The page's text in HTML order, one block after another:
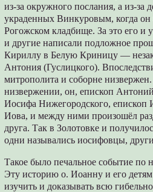
из-за окружного послания, а из-за
украденных Винкуровым, когда
Рогожском кладбище. За это его
и другие написали подложное
Кириллу в Белую Криницу —
Антония (Гуслицкого).
митрополита и соборне
низвержении, он, епископ
Иосифа Нижегородского, епископ
Иова, и между ними произошёл
друга. Так в Золотовке и
одни назывались иосифовцы,
Такое было печальное событие по
Эту историю о. Иоанну и его
изучить и доказывать всю